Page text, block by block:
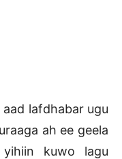
lafdhabar ugu
ah ee geela
kuwo lagu